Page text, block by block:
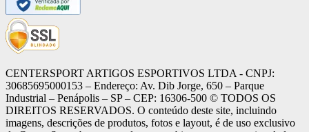
CENTERSPORT ARTIGOS ESPORTIVOS LTDA - CNPJ:
30685695000153 – Endereço: Av. Dib Jorge, 650 – Parque
Industrial – Penápolis – SP – CEP: 16306-500 ©️ TODOS OS
DIREITOS RESERVADOS. O conteúdo deste site, incluindo
imagens, descrições de produtos, fotos e layout, é de uso exclusivo